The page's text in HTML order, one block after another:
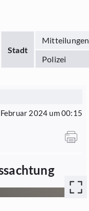
Stadt
Mitteilungen
Polizei
2024 um 00:15